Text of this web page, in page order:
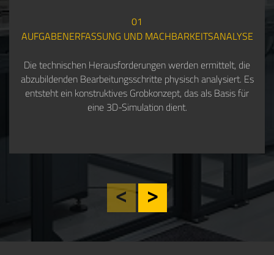
01
AUFGABENERFASSUNG UND MACHBARKEITSANALYSE
Die technischen Herausforderungen werden ermittelt, die
abzubildenden Bearbeitungsschritte physisch analysiert. Es
entsteht ein konstruktives Grobkonzept, das als Basis für
eine 3D-Simulation dient.